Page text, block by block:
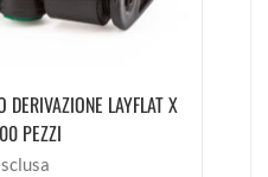
DERIVAZIONE LAYFLAT X
PEZZI